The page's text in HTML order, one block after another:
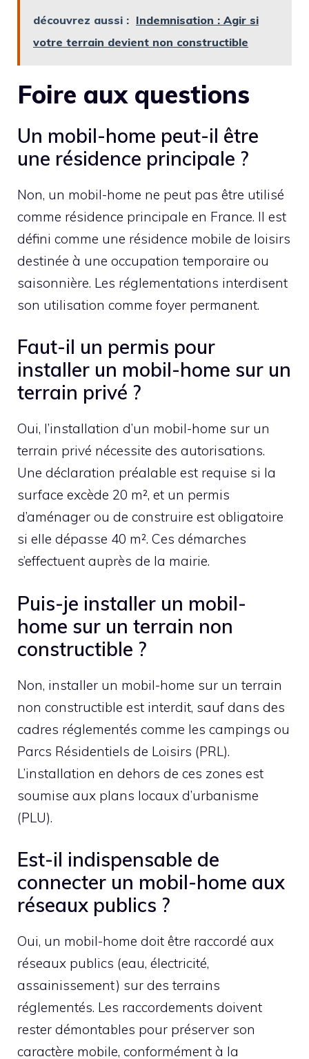
découvrez aussi : Indemnisation : Agir si
votre terrain devient non constructible
Foire aux questions
Un mobil-home peut-il être
une résidence principale ?
Non, un mobil-home ne peut pas être utilisé
comme résidence principale en France. Il est
défini comme une résidence mobile de loisirs
destinée à une occupation temporaire ou
saisonnière. Les réglementations interdisent
son utilisation comme foyer permanent.
Faut-il un permis pour
installer un mobil-home sur un
terrain privé ?
Oui, l’installation d’un mobil-home sur un
terrain privé nécessite des autorisations.
Une déclaration préalable est requise si la
surface excède 20 m², et un permis
d’aménager ou de construire est obligatoire
si elle dépasse 40 m². Ces démarches
s’effectuent auprès de la mairie.
Puis-je installer un mobil-
home sur un terrain non
constructible ?
Non, installer un mobil-home sur un terrain
non constructible est interdit, sauf dans des
cadres réglementés comme les campings ou
Parcs Résidentiels de Loisirs (PRL).
L’installation en dehors de ces zones est
soumise aux plans locaux d’urbanisme
(PLU).
Est-il indispensable de
connecter un mobil-home aux
réseaux publics ?
Oui, un mobil-home doit être raccordé aux
réseaux publics (eau, électricité,
assainissement) sur des terrains
réglementés. Les raccordements doivent
rester démontables pour préserver son
caractère mobile, conformément à la